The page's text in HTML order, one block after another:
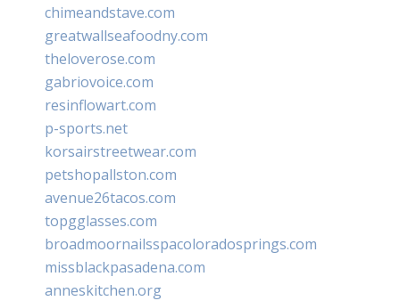
chimeandstave.com
greatwallseafoodny.com
theloverose.com
gabriovoice.com
resinflowart.com
p-sports.net
korsairstreetwear.com
petshopallston.com
avenue26tacos.com
topgglasses.com
broadmoornailsspacoloradosprings.com
missblackpasadena.com
anneskitchen.org